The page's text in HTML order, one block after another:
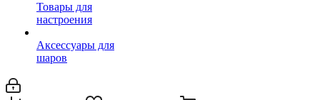
Товары для
настроения
Аксессуары для
шаров